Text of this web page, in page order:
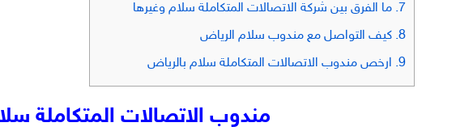
7. ما الفرق بين شركة الاتصالات المتكاملة سلام وغيرها
8. كيف التواصل مع مندوب سلام الرياض
9. ارخص مندوب الاتصالات المتكاملة سلام بالرياض
مندوب الاتصالات المتكاملة